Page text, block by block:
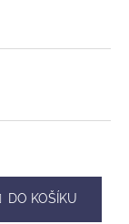
DO KOŠÍKU